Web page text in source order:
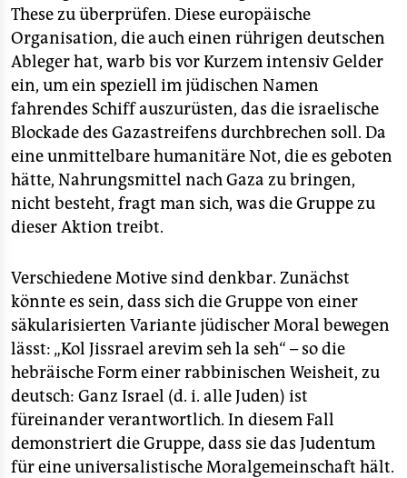
These zu überprüfen. Diese europäische
Organisation, die auch einen rührigen deutschen
Ableger hat, warb bis vor Kurzem intensiv Gelder
ein, um ein speziell im jüdischen Namen
fahrendes Schiff auszurüsten, das die israelische
Blockade des Gazastreifens durchbrechen soll. Da
eine unmittelbare humanitäre Not, die es geboten
hätte, Nahrungsmittel nach Gaza zu bringen,
nicht besteht, fragt man sich, was die Gruppe zu
dieser Aktion treibt.
Verschiedene Motive sind denkbar. Zunächst
könnte es sein, dass sich die Gruppe von einer
säkularisierten Variante jüdischer Moral bewegen
lässt: „Kol Jissrael arevim seh la seh“ – so die
hebräische Form einer rabbinischen Weisheit, zu
deutsch: Ganz Israel (d. i. alle Juden) ist
füreinander verantwortlich. In diesem Fall
demonstriert die Gruppe, dass sie das Judentum
für eine universalistische Moralgemeinschaft hält.